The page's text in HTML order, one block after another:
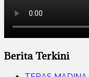
Berita Terkini